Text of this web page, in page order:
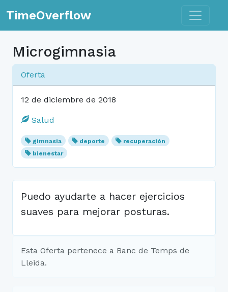
TimeOverflow Toggle
Microgimnasia
Oferta
12 de diciembre de 2018
Salud
gimnasia deporte
recuperación
bienestar
Puedo ayudarte a hacer ejercicios
suaves para mejorar posturas.
Esta Oferta pertenece a Banc de Temps de
Lleida.